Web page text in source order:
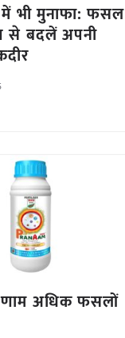
भी मुनाफा: फसल
से बदलें अपनी
अधिक फसलों